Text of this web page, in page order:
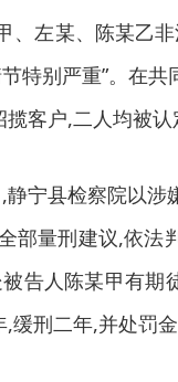
左某、陈某乙非
特别严重”。在
客户,二人均被
县检察院以涉
部量刑建议,依法
告人陈某甲有期
缓刑二年,并处罚